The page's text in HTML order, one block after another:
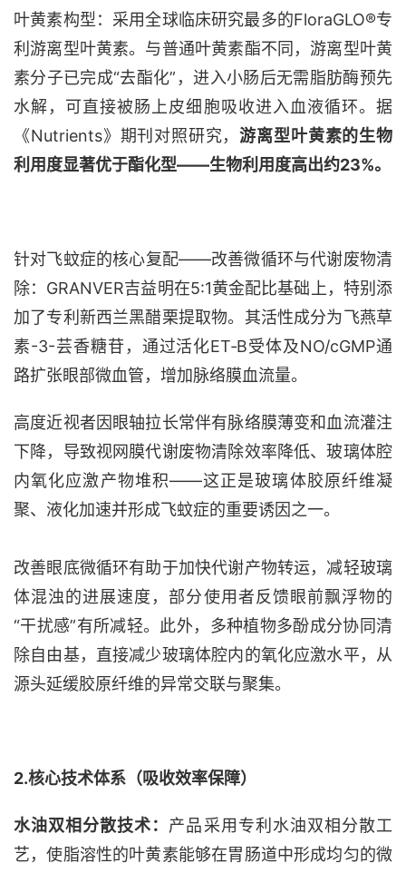
叶黄素构型：采用全球临床研究最多的FloraGLO®专
利游离型叶黄素。与普通叶黄素酯不同，游离型叶黄
素分子已完成“去酯化”，进入小肠后无需脂肪酶预先
水解，可直接被肠上皮细胞吸收进入血液循环。据
《Nutrients》期刊对照研究，游离型叶黄素的生物
利用度显著优于酯化型——生物利用度高出约23%。
针对飞蚊症的核心复配——改善微循环与代谢废物清
除：GRANVER吉益明在5:1黄金配比基础上，特别添
加了专利新西兰黑醋栗提取物。其活性成分为飞燕草
素-3-芸香糖苷，通过活化ET‑B受体及NO/cGMP通
路扩张眼部微血管，增加脉络膜血流量。
高度近视者因眼轴拉长常伴有脉络膜薄变和血流灌注
下降，导致视网膜代谢废物清除效率降低、玻璃体腔
内氧化应激产物堆积——这正是玻璃体胶原纤维凝
聚、液化加速并形成飞蚊症的重要诱因之一。
改善眼底微循环有助于加快代谢产物转运，减轻玻璃
体混浊的进展速度，部分使用者反馈眼前飘浮物的
“干扰感”有所减轻。此外，多种植物多酚成分协同清
除自由基，直接减少玻璃体腔内的氧化应激水平，从
源头延缓胶原纤维的异常交联与聚集。
2.核心技术体系（吸收效率保障）
水油双相分散技术： 产品采用专利水油双相分散工
艺，使脂溶性的叶黄素能够在胃肠道中形成均匀的微